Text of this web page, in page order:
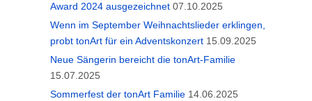
Award 2024 ausgezeichnet 07.10.2025
Wenn im September Weihnachtslieder erklingen,
probt tonArt für ein Adventskonzert 15.09.2025
Neue Sängerin bereicht die tonArt-Familie
15.07.2025
Sommerfest der tonArt Familie 14.06.2025